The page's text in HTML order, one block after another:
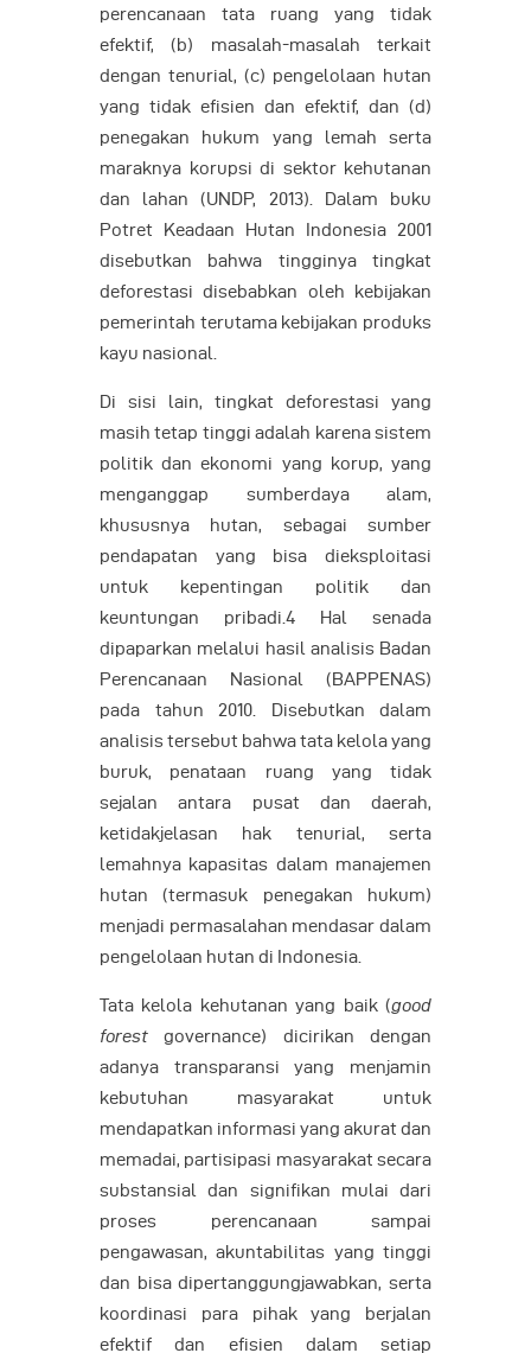
perencanaan tata ruang yang tidak
efektif, (b) masalah-masalah terkait
dengan tenurial, (c) pengelolaan hutan
yang tidak efisien dan efektif, dan (d)
penegakan hukum yang lemah serta
maraknya korupsi di sektor kehutanan
dan lahan (UNDP, 2013). Dalam buku
Potret Keadaan Hutan Indonesia 2001
disebutkan bahwa tingginya tingkat
deforestasi disebabkan oleh kebijakan
pemerintah terutama kebijakan produks
kayu nasional.
Di sisi lain, tingkat deforestasi yang
masih tetap tinggi adalah karena sistem
politik dan ekonomi yang korup, yang
menganggap sumberdaya alam,
khususnya hutan, sebagai sumber
pendapatan yang bisa dieksploitasi
untuk kepentingan politik dan
keuntungan pribadi.4 Hal senada
dipaparkan melalui hasil analisis Badan
Perencanaan Nasional (BAPPENAS)
pada tahun 2010. Disebutkan dalam
analisis tersebut bahwa tata kelola yang
buruk, penataan ruang yang tidak
sejalan antara pusat dan daerah,
ketidakjelasan hak tenurial, serta
lemahnya kapasitas dalam manajemen
hutan (termasuk penegakan hukum)
menjadi permasalahan mendasar dalam
pengelolaan hutan di Indonesia.
Tata kelola kehutanan yang baik (good
forestgovernance) dicirikan dengan
adanya transparansi yang menjamin
kebutuhan masyarakat untuk
mendapatkan informasi yang akurat dan
memadai, partisipasi masyarakat secara
substansial dan signifikan mulai dari
proses perencanaan sampai
pengawasan, akuntabilitas yang tinggi
dan bisa dipertanggungjawabkan, serta
koordinasi para pihak yang berjalan
efektif dan efisien dalam setiap